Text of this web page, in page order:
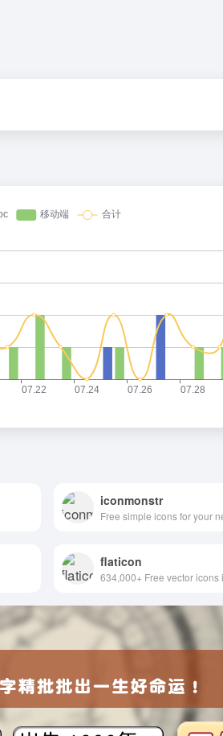
iconmonstr
Free simple icons for your
flaticon